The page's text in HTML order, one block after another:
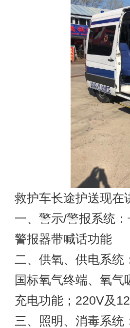
救护车长途护送现在
一、警示/警报系统
警报器带喊话功能
二、供氧、供电系统
国标氧气终端、氧
充电功能；220V及
三、照明、消毒系统